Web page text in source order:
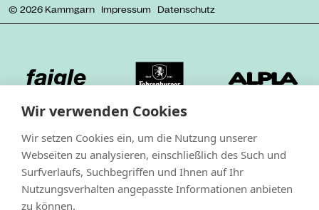
© 2026 Kammgarn Impressum Datenschutz
Wir verwenden Cookies
Wir setzen Cookies ein, um die Nutzung unserer
Webseiten zu analysieren, einschließlich des Such und
Surfverlaufs, Suchbegriffen und Ihnen auf Ihr
Nutzungsverhalten angepasste Informationen anbieten
zu können.